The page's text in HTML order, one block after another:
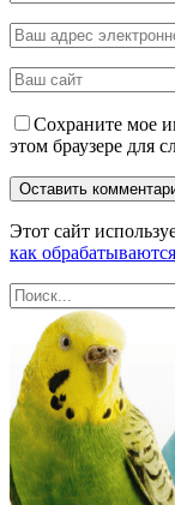
Сохраните мое
этом браузере для
Этот сайт
как